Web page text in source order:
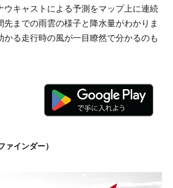
ウキャストによる予測をマップ上に連続
先までの雨雲の様子と降水量がわかりま
かる走行時の風が一目瞭然で分かるのも
インダー）